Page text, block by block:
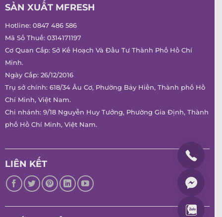
SẢN XUẤT MFRESH
Hotline: 0847 486 586
Mã Số Thuế: 0314171197
Cơ Quan Cấp: Sở Kế Hoạch Và Đầu Tư Thành Phố Hồ Chí
Minh.
Ngày Cấp: 26/12/2016
Trụ sở chính: 618/34 Âu Cơ, Phường Bảy Hiền, Thành phố Hồ
Chí Minh, Việt Nam.
Chi nhánh: 9/18 Nguyễn Huy Tưởng, Phường Gia Định, Thành
phố Hồ Chí Minh, Việt Nam.
LIÊN KẾT